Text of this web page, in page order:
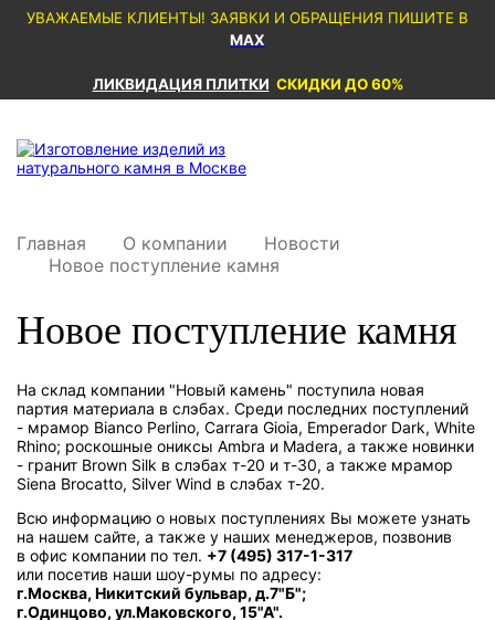
УВАЖАЕМЫЕ КЛИЕНТЫ! ЗАЯВКИ И ОБРАЩЕНИЯ ПИШИТЕ В
MAX
ЛИКВИДАЦИЯ ПЛИТКИ СКИДКИ ДО 60%
Главная О компании
Новости
Новое поступление камня
Новое поступление камня
На склад компании "Новый камень" поступила новая
партия материала в слэбах. Среди последних поступлений
- мрамор Bianco Perlino, Carrara Gioia, Emperador Dark, White
Rhino; роскошные ониксы Ambra и Madera, а также новинки
- гранит Brown Silk в слэбах т-20 и т-30, а также мрамор
Siena Brocatto, Silver Wind в слэбах т-20.
Всю информацию о новых поступлениях Вы можете узнать
на нашем сайте, а также у наших менеджеров, позвонив
в офис компании по тел. +7 (495) 317-1-317
или посетив наши шоу-румы по адресу:
г.Москва, Никитский бульвар, д.7"Б";
г.Одинцово, ул.Маковского, 15"А".